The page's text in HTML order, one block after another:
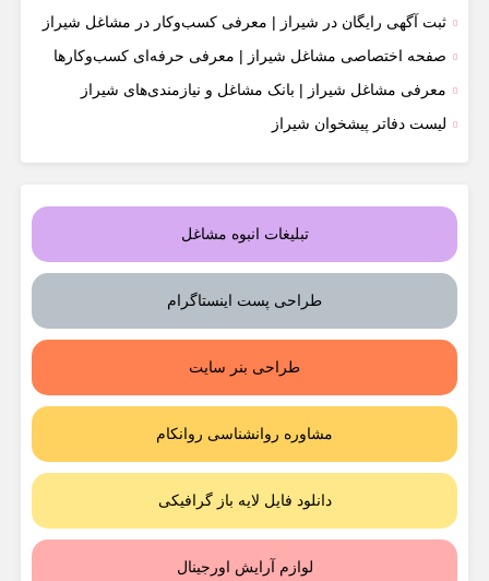
ثبت آگهی رایگان در شیراز | معرفی کسب‌وکار در مشاغل شیراز
صفحه اختصاصی مشاغل شیراز | معرفی حرفه‌ای کسب‌وکارها
معرفی مشاغل شیراز | بانک مشاغل و نیازمندی‌های شیراز
لیست دفاتر پیشخوان شیراز
تبلیغات انبوه مشاغل
طراحی پست اینستاگرام
طراحی بنر سایت
مشاوره روانشناسی روانکام
دانلود فایل لایه باز گرافیکی
لوازم آرایش اورجینال